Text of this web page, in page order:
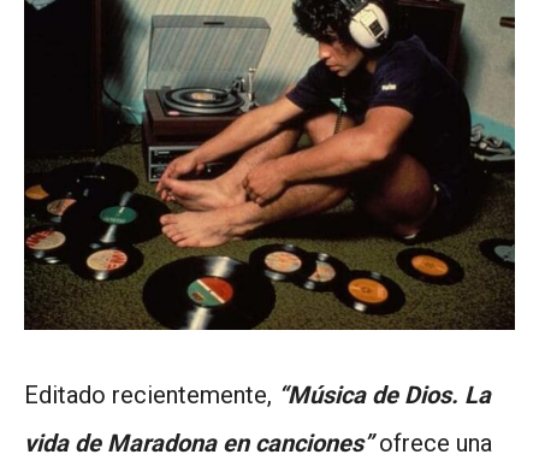
Editado recientemente, “Música de Dios. La
vida de Maradona en canciones”ofrece una